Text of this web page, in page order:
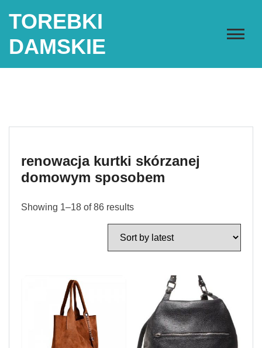
TOREBKI
DAMSKIE
renowacja kurtki skórzanej
domowym sposobem
Showing 1–18 of 86 results